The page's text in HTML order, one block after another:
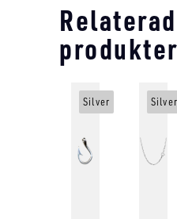
produkter
Silver Silver